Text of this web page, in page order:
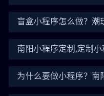
盲盒小程序怎么做？潮
南阳小程序定制,定制
为什么要做小程序？南